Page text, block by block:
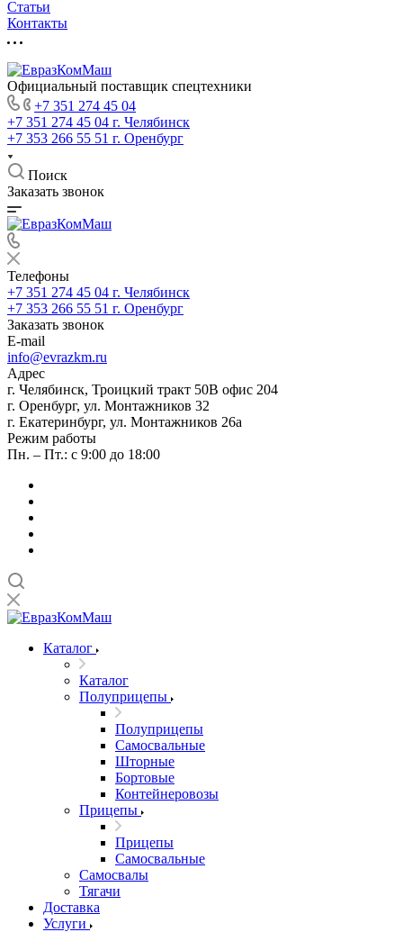
Статьи
Контакты
Официальный поставщик спецтехники
+7 351 274 45 04
+7 351 274 45 04 г. Челябинск
+7 353 266 55 51 г. Оренбург
Поиск
Заказать звонок
Телефоны
+7 351 274 45 04 г. Челябинск
+7 353 266 55 51 г. Оренбург
Заказать звонок
E-mail
info@evrazkm.ru
Адрес
г. Челябинск, Троицкий тракт 50В офис 204
г. Оренбург, ул. Монтажников 32
г. Екатеринбург, ул. Монтажников 26а
Режим работы
Пн. – Пт.: с 9:00 до 18:00
Каталог
Каталог
Полуприцепы
Полуприцепы
Самосвальные
Шторные
Бортовые
Контейнеровозы
Прицепы
Прицепы
Самосвальные
Самосвалы
Тягачи
Доставка
Услуги